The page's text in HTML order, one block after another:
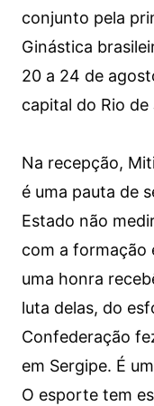
conjunto pela
Ginástica
20 a 24 de
capital do Rio de
Na recepção,
é uma pauta de
Estado não
com a formação
uma honra
luta delas, do
Confederação
em Sergipe. É
O esporte tem